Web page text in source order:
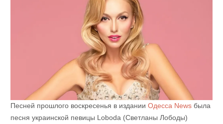
Песней прошлого воскресенья в издании Одесса Newsбыла
песня украинской певицы Loboda (Светланы Лободы)